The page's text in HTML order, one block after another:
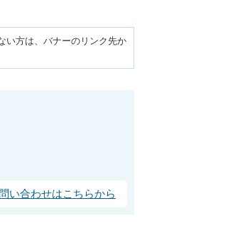
い方は、バナーのリンク先か
い合わせはこちらから